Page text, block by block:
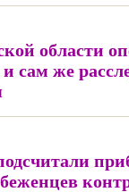
области
сам же